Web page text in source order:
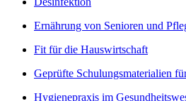
Ernährung von Senioren und
Fit für die Hauswirtschaft
Geprüfte Schulungsmaterialien
Hygienepraxis im